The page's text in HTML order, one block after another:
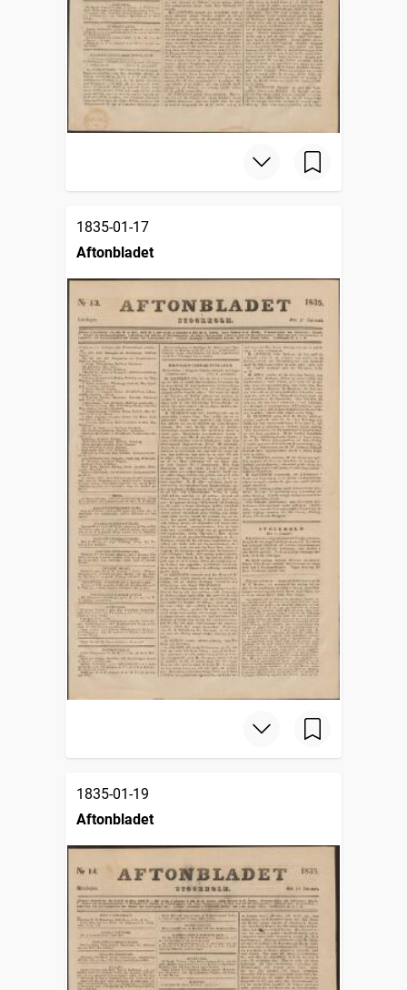
1835-01-17
Aftonbladet
1835-01-19
Aftonbladet